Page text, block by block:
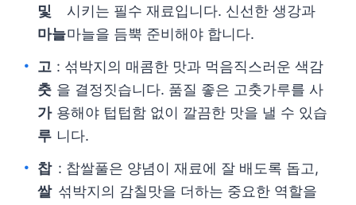
및
마늘
시키는 필수 재료입니다. 신선한 생강과
마늘을 듬뿍 준비해야 합니다.
고
춧
가
루
: 섞박지의 매콤한 맛과 먹음직스러운 색감
을 결정짓습니다. 품질 좋은 고춧가루를 사
용해야 텁텁함 없이 깔끔한 맛을 낼 수 있습
니다.
찹
쌀
: 찹쌀풀은 양념이 재료에 잘 배도록 돕고,
섞박지의 감칠맛을 더하는 중요한 역할을